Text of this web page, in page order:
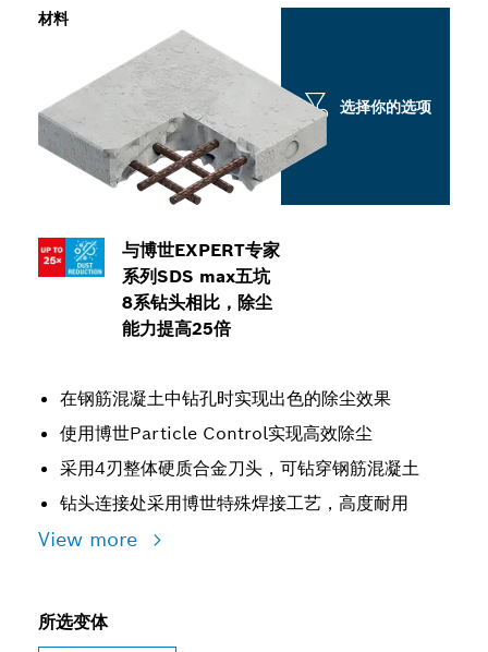
与博世EXPERT专家
系列SDS max五坑
8系钻头相比，除尘
能力提高25倍
在钢筋混凝土中钻孔时实现出色的除尘效果
使用博世Particle Control实现高效除尘
采用4刃整体硬质合金刀头，可钻穿钢筋混凝土
钻头连接处采用博世特殊焊接工艺，高度耐用
View more
材料
选择你的选项
所选变体